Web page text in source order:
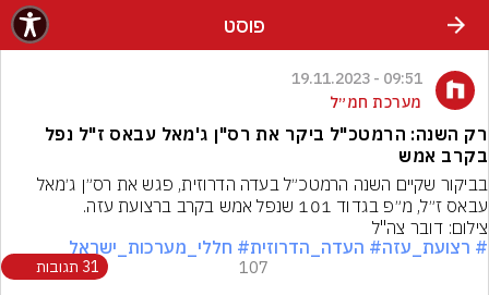
פוסט
09:51 - 19.11.2023
מערכת חמ״ל
רק השנה: הרמטכ"ל ביקר את רס"ן ג'מאל עבאס ז"ל נפל
בקרב אמש
עבאס ז״ל, מ״פ בגדוד 101 שנפל אמש בקרב ברצועת עזה.
צילום: דובר צה"ל
# רצועת_עזה# העדה_הדרוזית# חללי_מערכות_ישראל
107 31 תגובות